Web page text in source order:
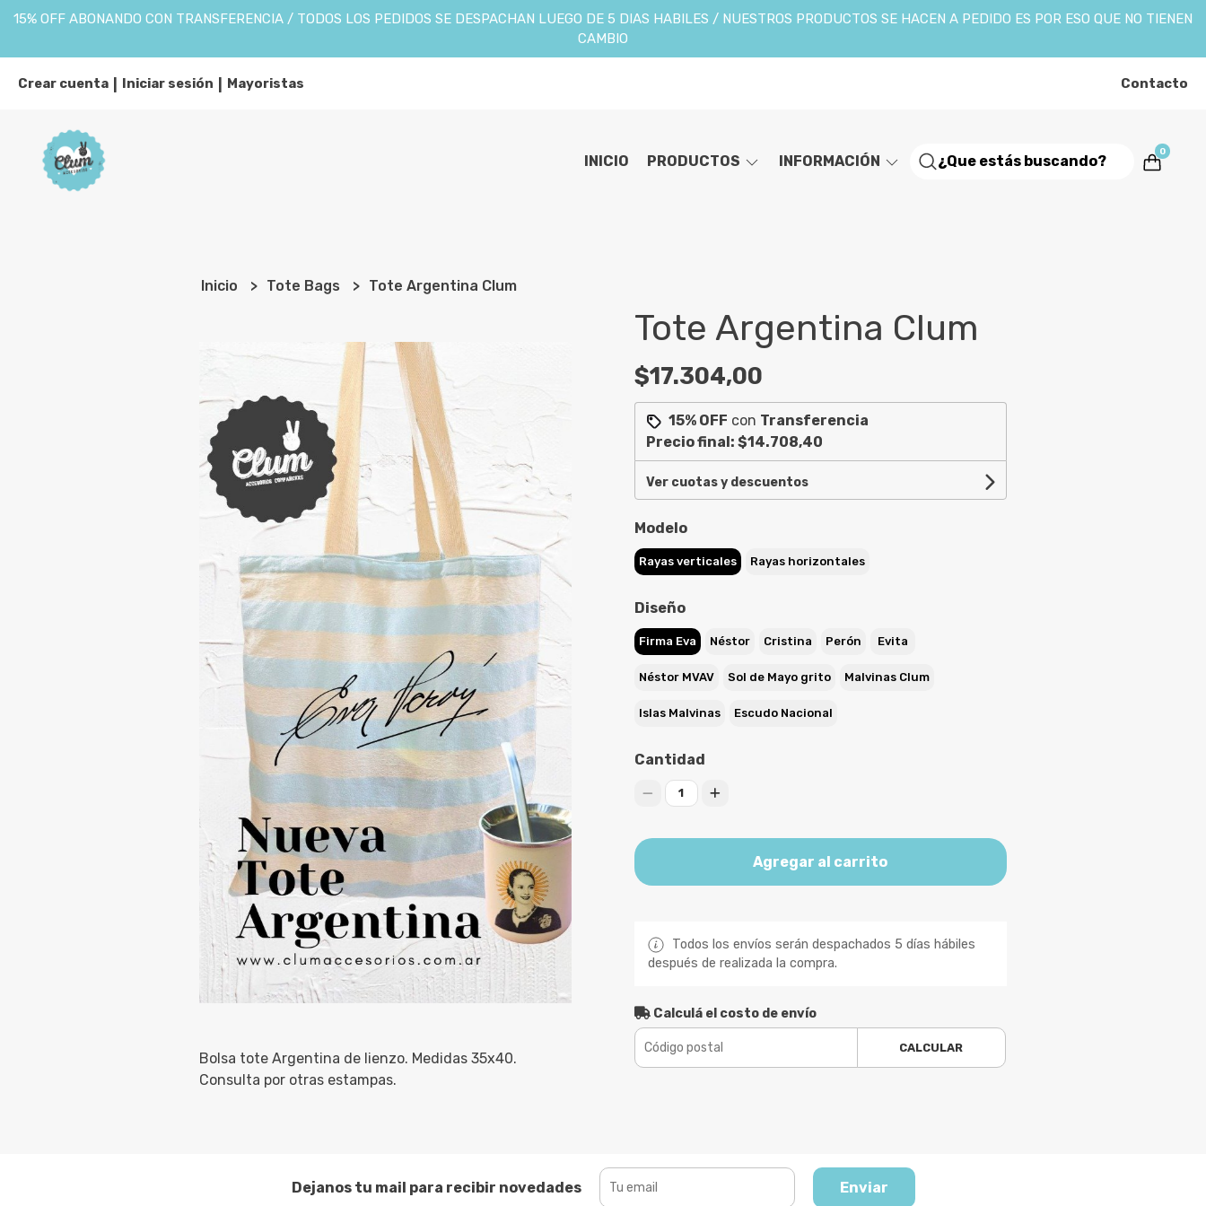
15% OFF ABONANDO CON TRANSFERENCIA / TODOS LOS PEDIDOS SE DESPACHAN LUEGO DE 5 DIAS HABILES / NUESTROS PRODUCTOS SE HACEN A PEDIDO ES POR ESO QUE NO TIENEN
CAMBIO
Crear cuenta Iniciar sesión Mayoristas Contacto
INICIO PRODUCTOS INFORMACIÓN
0
Inicio Tote Bags Tote Argentina Clum
Bolsa tote Argentina de lienzo. Medidas 35x40.
Consulta por otras estampas.
Tote Argentina Clum
$17.304,00
15% OFF con Transferencia
Precio final: $14.708,40
Ver cuotas y descuentos
Modelo
Rayas verticales Rayas horizontales
Diseño
Firma Eva Néstor Cristina Perón Evita
Néstor MVAV Sol de Mayo grito Malvinas Clum
Islas Malvinas Escudo Nacional
Cantidad
1
Agregar al carrito
Todos los envíos serán despachados 5 días hábiles
después de realizada la compra.
Calculá el costo de envío
CALCULAR
Dejanos tu mail para recibir novedades Enviar